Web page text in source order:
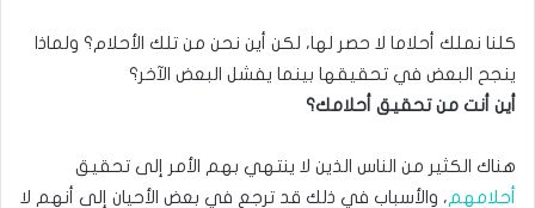
كلنا نملك أحلاما لا حصر لها، لكن أين نحن من تلك الأحلام؟ ولماذا
ينجح البعض في تحقيقها بينما يفشل البعض الآخر؟
أين أنت من تحقيق أحلامك؟
هناك الكثير من الناس الذين لا ينتهي بهم الأمر إلى تحقيق
أحلامهم ، والأسباب في ذلك قد ترجع في بعض الأحيان إلى أنهم لا